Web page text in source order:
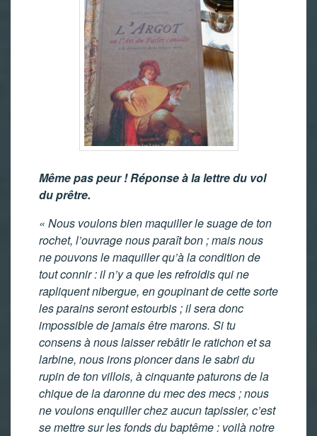
Même pas peur ! Réponse à la lettre du vol
du prêtre.
« Nous voulons bien maquiller le suage de ton
rochet, l’ouvrage nous paraît bon ; mais nous
ne pouvons le maquiller qu’à la condition de
tout connir : il n’y a que les refroidis qui ne
rapliquent nibergue, en goupinant de cette sorte
les parains seront estourbis ; il sera donc
impossible de jamais être marons. Si tu
consens à nous laisser rebâtir le ratichon et sa
larbine, nous irons pioncer dans le sabri du
rupin de ton villois, à cinquante paturons de la
chique de la daronne du mec des mecs ; nous
ne voulons enquiller chez aucun tapissier, c’est
se mettre sur les fonds du baptême : voilà notre